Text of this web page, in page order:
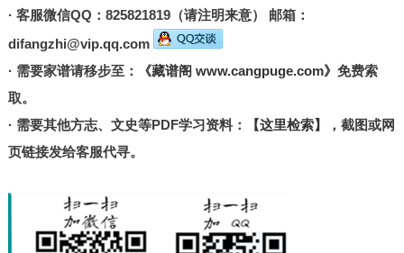
· 客服微信QQ：825821819（请注明来意） 邮箱：
difangzhi@vip.qq.com
· 需要家谱请移步至：
《藏谱阁 www.cangpuge.com》 免费索
取。
· 需要其他方志、文史等PDF学习资料：
【这里检索】
，截图或网
页链接发给客服代寻。